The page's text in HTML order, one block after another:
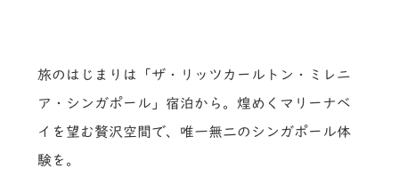
旅のはじまりは「ザ・リッツカールトン・ミレニ
ア・シンガポール」宿泊から。煌めくマリーナベ
イを望む贅沢空間で、唯一無二のシンガポール体
験を。